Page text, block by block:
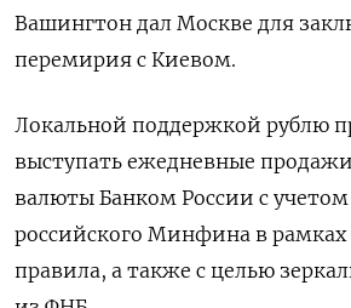
Вашингтон дал Москве для
перемирия с Киевом.
Локальной поддержкой рублю
выступать ежедневные
валюты Банком России с
российского Минфина в
правила, а также с целью